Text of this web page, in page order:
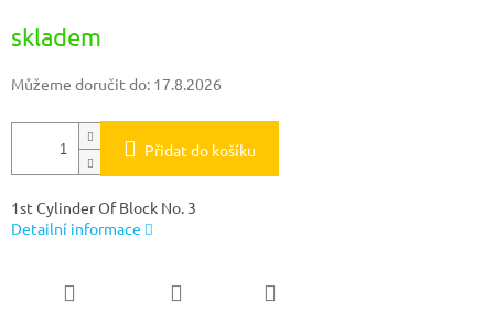
cena:
skladem
Můžeme doručit do: 17.8.2026
Přidat do košíku
1st Cylinder Of Block No. 3
Detailní informace